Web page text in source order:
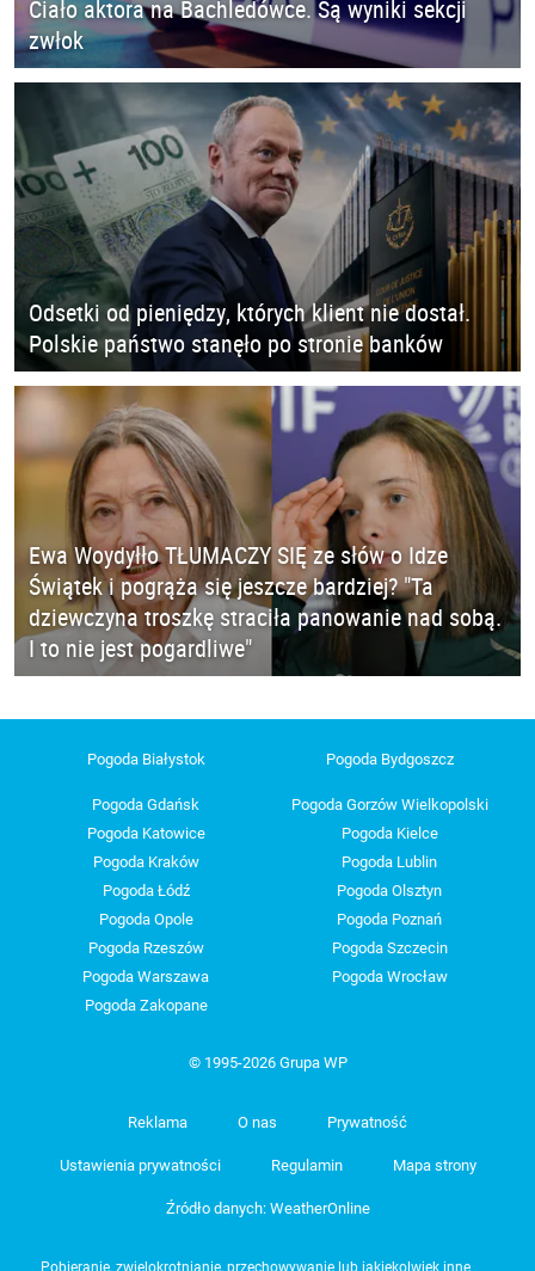
Ciało aktora na Bachledówce. Są wyniki sekcji
zwłok
Odsetki od pieniędzy, których klient nie dostał.
Polskie państwo stanęło po stronie banków
Ewa Woydyłło TŁUMACZY SIĘ ze słów o Idze
Świątek i pogrąża się jeszcze bardziej? "Ta
dziewczyna troszkę straciła panowanie nad sobą.
I to nie jest pogardliwe"
Pogoda Białystok Pogoda Bydgoszcz
Pogoda Gdańsk
Pogoda Gorzów Wielkopolski
Pogoda Katowice
Pogoda Kielce
Pogoda Kraków
Pogoda Lublin
Pogoda Łódź
Pogoda Olsztyn
Pogoda Opole
Pogoda Poznań
Pogoda Rzeszów
Pogoda Szczecin
Pogoda Warszawa
Pogoda Wrocław
Pogoda Zakopane
© 1995-2026 Grupa WP
Reklama O nas Prywatność
Ustawienia prywatności Regulamin Mapa strony
Źródło danych: WeatherOnline
Pobieranie, zwielokrotnianie, przechowywanie lub jakiekolwiek inne